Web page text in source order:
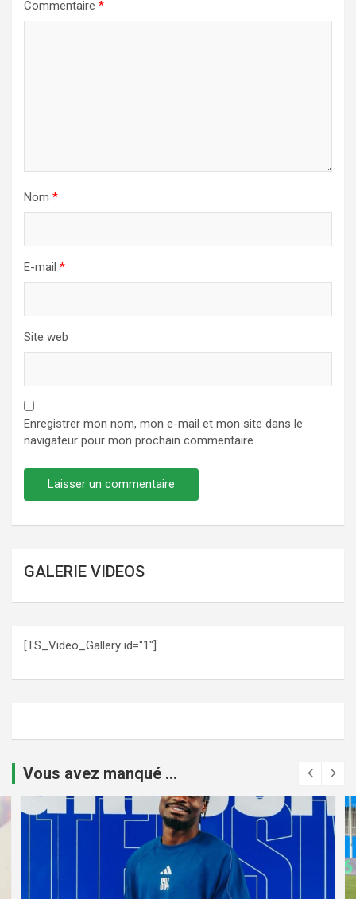
Commentaire *
Nom *
E-mail *
Site web
Enregistrer mon nom, mon e-mail et mon site dans le
navigateur pour mon prochain commentaire.
GALERIE VIDEOS
[TS_Video_Gallery id="1"]
Vous avez manqué ...